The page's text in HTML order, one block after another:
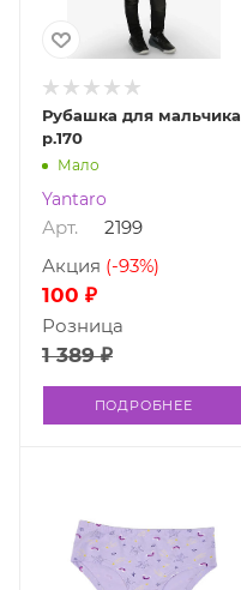
Рубашка для мальчика
р.170
Мало
Yantaro
Арт. 2199
100 ₽
Акция (-93%)
1 389 ₽
Розница
ПОДРОБНЕЕ